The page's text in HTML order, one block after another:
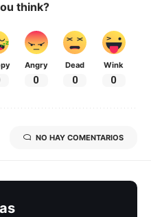
think?
Angry
0
Dead
0
Wink
0
NO HAY COMENTARIOS